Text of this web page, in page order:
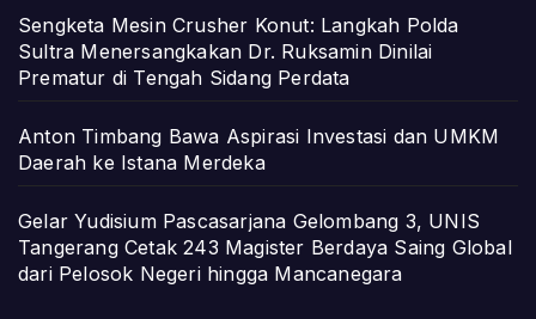
Sengketa Mesin Crusher Konut: Langkah Polda
Sultra Menersangkakan Dr. Ruksamin Dinilai
Prematur di Tengah Sidang Perdata
Anton Timbang Bawa Aspirasi Investasi dan UMKM
Daerah ke Istana Merdeka
Gelar Yudisium Pascasarjana Gelombang 3, UNIS
Tangerang Cetak 243 Magister Berdaya Saing Global
dari Pelosok Negeri hingga Mancanegara